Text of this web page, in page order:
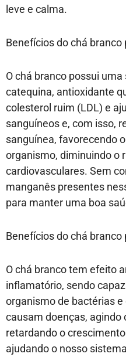
leve e calma.
Benefícios do chá
O chá branco possui
catequina, antioxidante
colesterol ruim (LDL) e
sanguíneos e, com isso,
sanguínea, favorecendo
organismo, diminuindo o
cardiovasculares. Sem
manganês presentes
para manter uma boa
Benefícios do chá branco
O chá branco tem efeito
inflamatório, sendo
organismo de bactérias
causam doenças, agindo
retardando o
ajudando o nosso